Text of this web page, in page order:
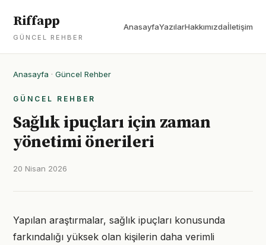
Riffapp
GÜNCEL REHBER
AnasayfaYazılarHakkımızdaİletişim
Anasayfa · Güncel Rehber
GÜNCEL REHBER
Sağlık ipuçları için zaman
yönetimi önerileri
20 Nisan 2026
Yapılan araştırmalar, sağlık ipuçları konusunda
farkındalığı yüksek olan kişilerin daha verimli